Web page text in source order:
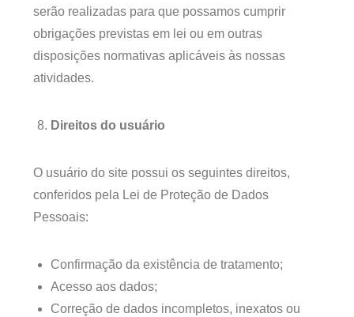
serão realizadas para que possamos cumprir
obrigações previstas em lei ou em outras
disposições normativas aplicáveis às nossas
atividades.
Direitos do usuário
O usuário do site possui os seguintes direitos,
conferidos pela Lei de Proteção de Dados
Pessoais:
Confirmação da existência de tratamento;
Acesso aos dados;
Correção de dados incompletos, inexatos ou